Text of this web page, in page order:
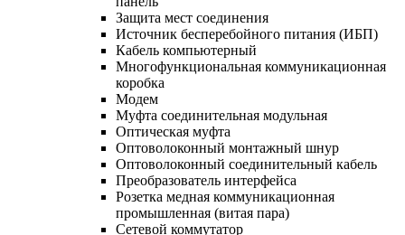
Защита мест соединения
Источник бесперебойного питания (ИБП)
Кабель компьютерный
Многофункциональная коммуникационная
коробка
Модем
Муфта соединительная модульная
Оптическая муфта
Оптоволоконный монтажный шнур
Оптоволоконный соединительный кабель
Преобразователь интерфейса
Розетка медная коммуникационная
промышленная (витая пара)
Сетевой коммутатор